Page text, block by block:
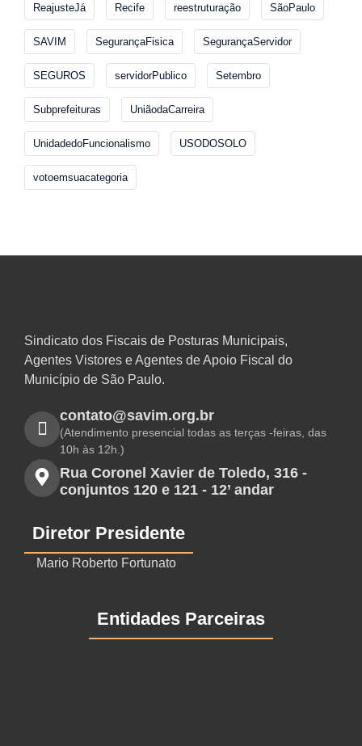
ReajusteJá Recife reestruturação SãoPaulo
SAVIM SegurançaFisica SegurançaServidor
SEGUROS servidorPublico Setembro
Subprefeituras UniãodaCarreira
UnidadedoFuncionalismo USODOSOLO
votoemsuacategoria
Sindicato dos Fiscais de Posturas Municipais,
Agentes Vistores e Agentes de Apoio Fiscal do
Município de São Paulo.
contato@savim.org.br
(Atendimento presencial todas as terças -feiras, das
10h às 12h.)
Rua Coronel Xavier de Toledo, 316 -
conjuntos 120 e 121 - 12’ andar
Diretor Presidente
Mario Roberto Fortunato
Entidades Parceiras